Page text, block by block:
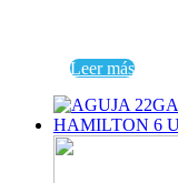
Leer más